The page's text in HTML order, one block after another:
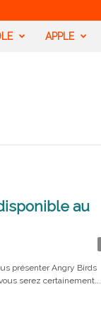
APPLE
au
présenter Angry Birds
serez certainement...